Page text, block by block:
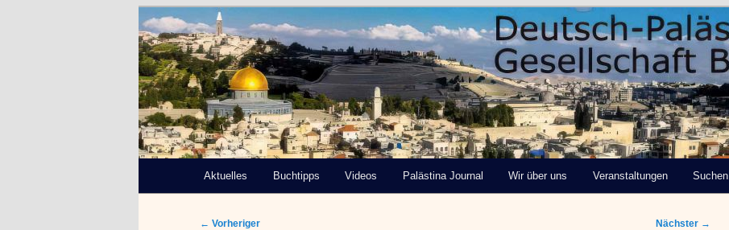
Deutsch-Palästinensische Gesellschaft
Bremen e.V.
Zum
Aktuelles Buchtipps Videos Palästina Journal Wir über uns Veranstaltungen Suchen
Beitragsnavigation
← Vorheriger Nächster →